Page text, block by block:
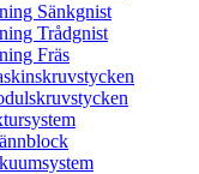
Sänkgnist
Trådgnist
Fräs